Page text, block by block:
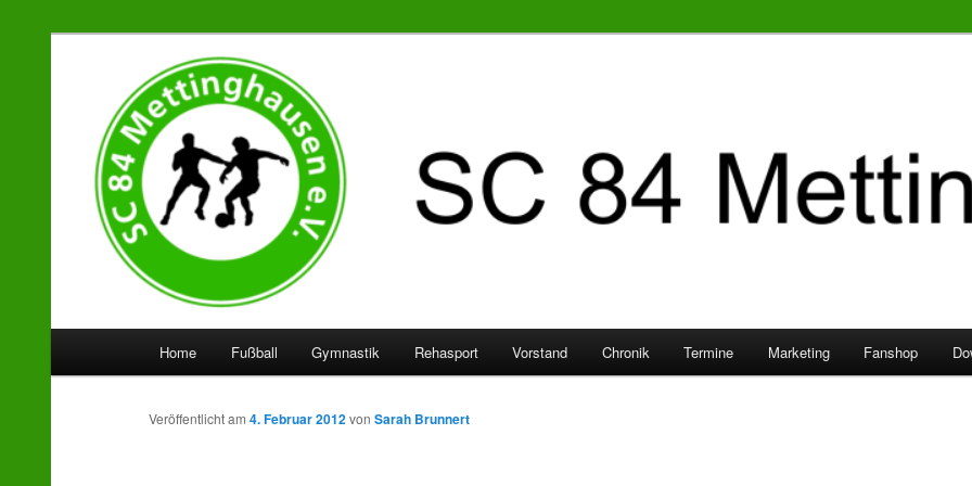
SC 84 Mettinghausen
Zum
Inhalt
Zum
sekundären
Home Fußball Gymnastik Rehasport Vorstand Chronik Termine Marketing Fanshop
Veröffentlicht am4. Februar 2012vonSarah Brunnert